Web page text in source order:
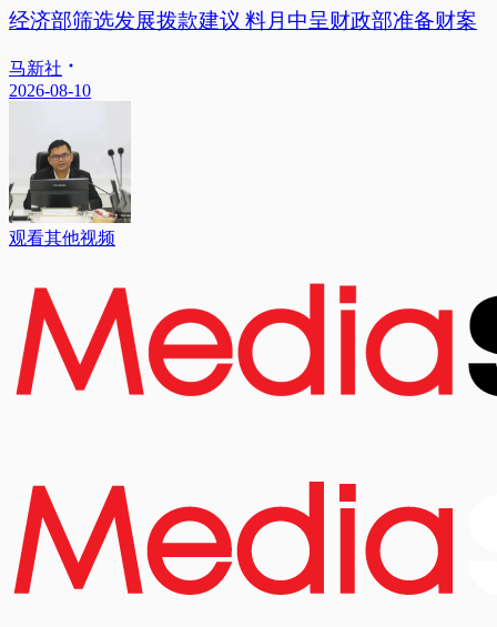
经济部筛选发展拨款建议 料月中呈财政部准备财案
马新社
2026-08-10
观看其他视频